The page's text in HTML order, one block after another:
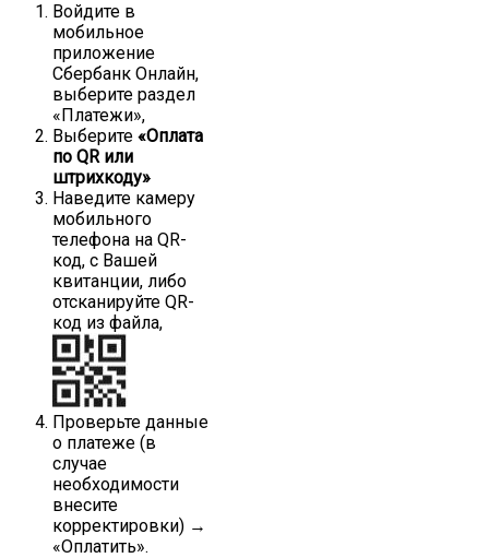
Войдите в
мобильное
приложение
Сбербанк Онлайн,
выберите раздел
«Платежи»,
Выберите «Оплата
по QR или
штрихкоду»
Наведите камеру
мобильного
телефона на QR-
код, с Вашей
квитанции, либо
отсканируйте QR-
код из файла,
Проверьте данные
о платеже (в
случае
необходимости
внесите
корректировки) →
«Оплатить».